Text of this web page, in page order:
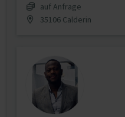
auf Anfrage
35106 Calderin